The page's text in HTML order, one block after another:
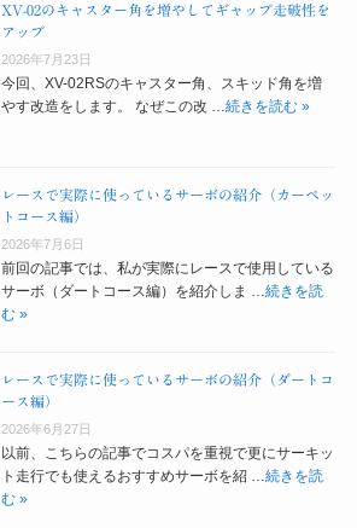
XV-02のキャスター角を増やしてギャップ走破性を
アップ
2026年7月23日
今回、XV-02RSのキャスター角、スキッド角を増
やす改造をします。 なぜこの改 …続きを読む »
レースで実際に使っているサーボの紹介（カーペッ
トコース編）
2026年7月6日
前回の記事では、私が実際にレースで使用している
サーボ（ダートコース編）を紹介しま …続きを読
む »
レースで実際に使っているサーボの紹介（ダートコ
ース編）
2026年6月27日
以前、こちらの記事でコスパを重視で更にサーキッ
ト走行でも使えるおすすめサーボを紹 …続きを読
む »